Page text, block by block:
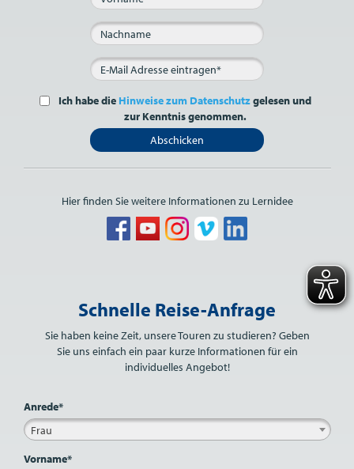
Ich habe die Hinweise zum Datenschutzgelesen und
zur Kenntnis genommen.
Abschicken
Hier finden Sie weitere Informationen zu Lernidee
Schnelle Reise-Anfrage
Sie haben keine Zeit, unsere Touren zu studieren? Geben
Sie uns einfach ein paar kurze Informationen für ein
individuelles Angebot!
Anrede*
Frau
Vorname*